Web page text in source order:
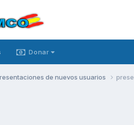
Donar
de nuevos usuarios